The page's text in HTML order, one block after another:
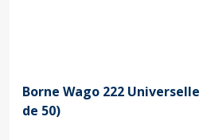
Borne Wago 222
de 50)